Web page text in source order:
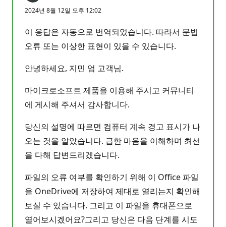
2024년 8월 12일 오후 12:02
이 응답은 자동으로 번역되었습니다. 따라서 문법
오류 또는 이상한 표현이 있을 수 있습니다.
안녕하세요, 지민 엄 고객님.
마이크로소프트 제품을 이용해 주시고 커뮤니티
에 게시해 주셔서 감사합니다.
당신의 설명에 따르면 컴퓨터 계속 경고 표시가 나
오는 것을 알았습니다. 급한 마음을 이해하며 최선
을 다해 답변드리겠습니다.
파일의 오류 여부를 확인하기 위해 이 Office 파일
을 OneDrive에 저장하여 제대로 열리는지 확인해
보실 수 있습니다. 그리고 이 파일을 휴대폰으로
열어보시겠어요?그리고 당신은 다음 단계를 시도